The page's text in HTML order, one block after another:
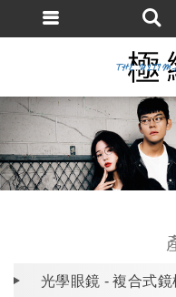
光學眼鏡 - 複合式鏡